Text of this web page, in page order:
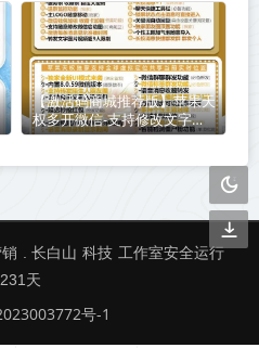
【激活码商城推荐版】苹果天
权多开微信-支持修改文字修
改内容
. 长白山 科技 工作室安全运行
天
号-1